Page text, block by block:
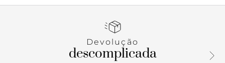
também têm uma boa dose de sofisticação. Este porta
nossa icônica família 944. Prático com porta cartões dos
ser a aposta perfeita para quem sabe que o estilo também
está nos detalhes!
Devolução
descomplicada